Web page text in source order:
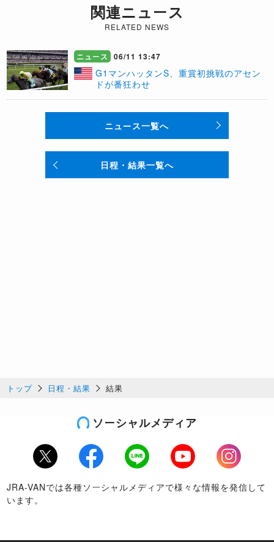
関連ニュース
RELATED NEWS
ニュース 06/11 13:47
G1マンハッタンS、重賞初挑戦のアセン
ドが番狂わせ
ニュース一覧へ
日程・結果一覧へ
トップ 日程・結果 結果
ソーシャルメディア
Twitter Facebook LINE Youtube
Instagram
JRA-VANでは各種ソーシャルメディアで様々な情報を発信して
います。